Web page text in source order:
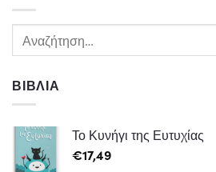
ΒΙΒΛΊΑ
Το Κυνήγι της Ευτυχίας
€17,49